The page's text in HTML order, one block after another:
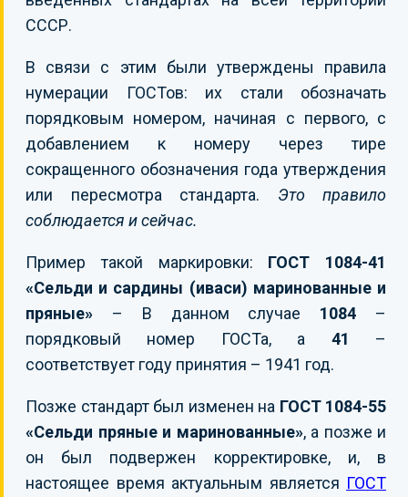
СССР.
В связи с этим были утверждены правила
нумерации ГОСТов: их стали обозначать
порядковым номером, начиная с первого, с
добавлением к номеру через тире
сокращенного обозначения года утверждения
или пересмотра стандарта. Это правило
соблюдается и сейчас.
Пример такой маркировки: ГОСТ 1084-41
«Сельди и сардины (иваси) маринованные и
пряные» – В данном случае 1084 –
порядковый номер ГОСТа, а 41
–
соответствует году принятия – 1941 год.
Позже стандарт был изменен на ГОСТ 1084-55
«Сельди пряные и маринованные», а позже и
он был подвержен корректировке, и, в
настоящее время актуальным является ГОСТ